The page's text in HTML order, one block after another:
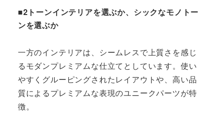
■2トーンインテリアを選ぶか、シックなモノトー
ンを選ぶか
一方のインテリアは、シームレスで上質さを感じ
るモダンプレミアムな仕立てとしています。使い
やすくグルーピングされたレイアウトや、高い品
質によるプレミアムな表現のユニークパーツが特
徴。